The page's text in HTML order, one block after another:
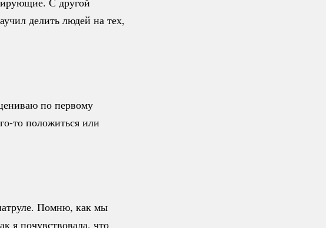
делить людей на тех,
по первому
то положиться или
Помню, как мы
я почувствовала, что